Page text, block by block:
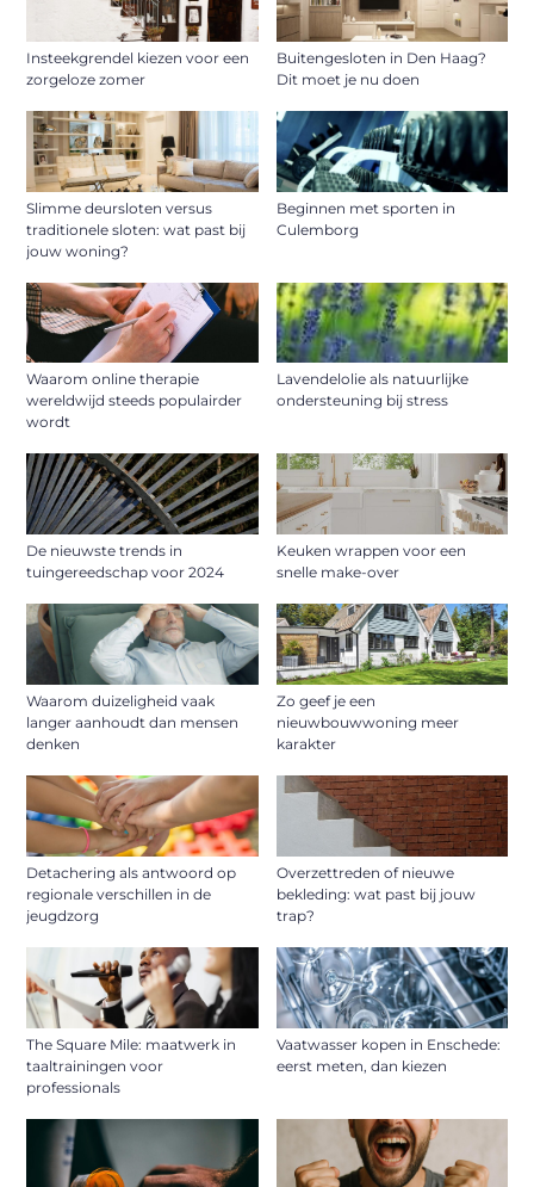
Insteekgrendel kiezen voor een
zorgeloze zomer
Buitengesloten in Den Haag?
Dit moet je nu doen
Slimme deursloten versus
traditionele sloten: wat past bij
jouw woning?
Beginnen met sporten in
Culemborg
Waarom online therapie
wereldwijd steeds populairder
wordt
Lavendelolie als natuurlijke
ondersteuning bij stress
De nieuwste trends in
tuingereedschap voor 2024
Keuken wrappen voor een
snelle make-over
Waarom duizeligheid vaak
langer aanhoudt dan mensen
denken
Zo geef je een
nieuwbouwwoning meer
karakter
Detachering als antwoord op
regionale verschillen in de
jeugdzorg
Overzettreden of nieuwe
bekleding: wat past bij jouw
trap?
The Square Mile: maatwerk in
taaltrainingen voor
professionals
Vaatwasser kopen in Enschede:
eerst meten, dan kiezen